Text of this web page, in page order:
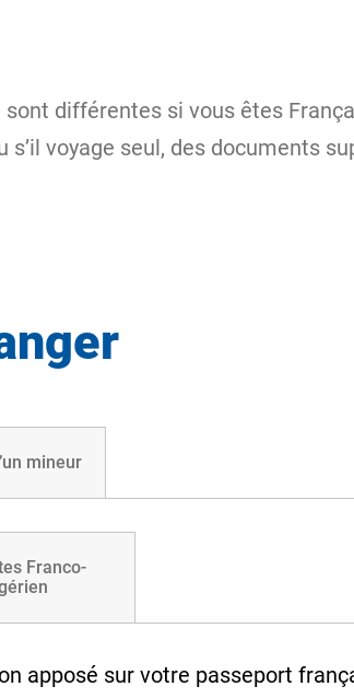
sont différentes si vous êtes
s’il voyage seul, des documents
mineur
Franco-
apposé sur votre passeport